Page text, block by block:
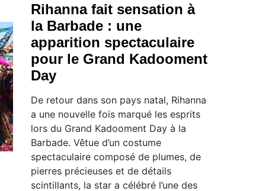
Rihanna fait sensation à
la Barbade : une
apparition spectaculaire
pour le Grand Kadooment
Day
De retour dans son pays natal, Rihanna
a une nouvelle fois marqué les esprits
lors du Grand Kadooment Day à la
Barbade. Vêtue d’un costume
spectaculaire composé de plumes, de
pierres précieuses et de détails
scintillants, la star a célébré l’une des